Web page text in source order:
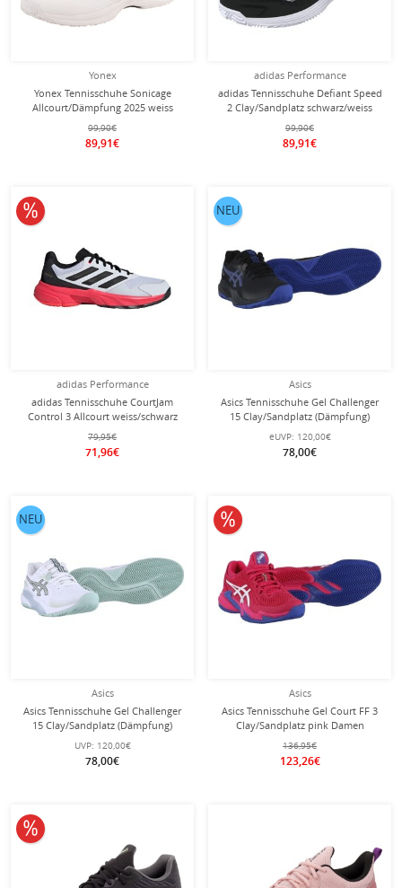
Yonex
Yonex Tennisschuhe Sonicage
Allcourt/Dämpfung 2025 weiss
Herren
99,90€
89,91€
adidas Performance
adidas Tennisschuhe Defiant Speed
2 Clay/Sandplatz schwarz/weiss
Herren
99,90€
89,91€
adidas Performance
adidas Tennisschuhe CourtJam
Control 3 Allcourt weiss/schwarz
Herren
79,95€
71,96€
10% reduziert
Asics
Asics Tennisschuhe Gel Challenger
15 Clay/Sandplatz (Dämpfung)
schwarz/kobaltblau Herren
eUVP: 120,00€
78,00€
NEU
Asics
Asics Tennisschuhe Gel Challenger
15 Clay/Sandplatz (Dämpfung)
weiss/hellgrün Herren
UVP: 120,00€
78,00€
NEU
Asics
Asics Tennisschuhe Gel Court FF 3
Clay/Sandplatz pink Damen
136,95€
123,26€
10% reduziert
10% reduziert